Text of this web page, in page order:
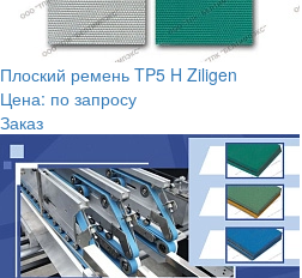
Плоский ремень TP5 H Ziligen
Цена: по запросу
Заказ